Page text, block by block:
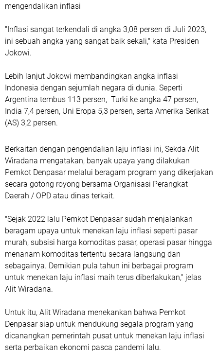
mengendalikan inflasi
"Inflasi sangat terkendali di angka 3,08 persen di Juli 2023,
ini sebuah angka yang sangat baik sekali," kata Presiden
Jokowi.
Lebih lanjut Jokowi membandingkan angka inflasi
Indonesia dengan sejumlah negara di dunia. Seperti
Argentina tembus 113 persen, Turki ke angka 47 persen,
India 7,4 persen, Uni Eropa 5,3 persen, serta Amerika Serikat
(AS) 3,2 persen.
Berkaitan dengan pengendalian laju inflasi ini, Sekda Alit
Wiradana mengatakan, banyak upaya yang dilakukan
Pemkot Denpasar melalui beragam program yang dikerjakan
secara gotong royong bersama Organisasi Perangkat
Daerah / OPD atau dinas terkait.
"Sejak 2022 lalu Pemkot Denpasar sudah menjalankan
beragam upaya untuk menekan laju inflasi seperti pasar
murah, subsisi harga komoditas pasar, operasi pasar hingga
menanam komoditas tertentu secara langsung dan
sebagainya. Demikian pula tahun ini berbagai program
untuk menekan laju inflasi maih terus diberlakukan," jelas
Alit Wiradana.
Untuk itu, Alit Wiradana menekankan bahwa Pemkot
Denpasar siap untuk mendukung segala program yang
dicanangkan pemerintah pusat untuk menekan laju inflasi
serta perbaikan ekonomi pasca pandemi lalu.